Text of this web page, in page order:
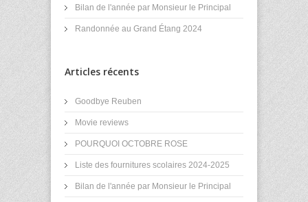
Bilan de l'année par Monsieur le Principal
Randonnée au Grand Étang 2024
Articles récents
Goodbye Reuben
Movie reviews
POURQUOI OCTOBRE ROSE
Liste des fournitures scolaires 2024-2025
Bilan de l'année par Monsieur le Principal